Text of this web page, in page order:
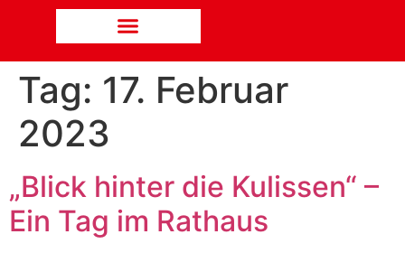
Tag: 17. Februar
2023
„Blick hinter die Kulissen“ –
Ein Tag im Rathaus